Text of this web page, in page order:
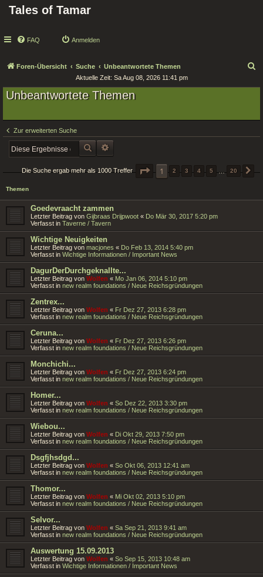
Tales of Tamar
FAQ Anmelden
Foren-Übersicht Suche Unbeantwortete Themen
e
Aktuelle Zeit: Sa Aug 08, 2026 11:41 pm
Unbeantwortete Themen
Zur erweiterten Suche
SUCHE
Die Suche ergab mehr als 1000 Treffer SEITE 1VON
1 2 3 4 5 … 20
Themen
Goedevraacht zammen
Letzter Beitrag von Gijbraas Drijpwoot « Do Mär 30, 2017 5:20 pm
Verfasst in Taverne / Tavern
Wichtige Neuigkeiten
Letzter Beitrag von macjones « Do Feb 13, 2014 5:40 pm
Verfasst in Wichtige Informationen / Important News
DagurDerDurchgeknallte...
Letzter Beitrag von Wolfen « Mo Jan 06, 2014 5:10 pm
Verfasst in new realm foundations / Neue Reichsgründungen
Zentrex...
Letzter Beitrag von Wolfen « Fr Dez 27, 2013 6:28 pm
Verfasst in new realm foundations / Neue Reichsgründungen
Ceruna...
Letzter Beitrag von Wolfen « Fr Dez 27, 2013 6:26 pm
Verfasst in new realm foundations / Neue Reichsgründungen
Monchichi...
Letzter Beitrag von Wolfen « Fr Dez 27, 2013 6:24 pm
Verfasst in new realm foundations / Neue Reichsgründungen
Homer...
Letzter Beitrag von Wolfen « So Dez 22, 2013 3:30 pm
Verfasst in new realm foundations / Neue Reichsgründungen
Wiebou...
Letzter Beitrag von Wolfen « Di Okt 29, 2013 7:50 pm
Verfasst in new realm foundations / Neue Reichsgründungen
Dsgfjhsdgd...
Letzter Beitrag von Wolfen « So Okt 06, 2013 12:41 am
Verfasst in new realm foundations / Neue Reichsgründungen
Thomor...
Letzter Beitrag von Wolfen « Mi Okt 02, 2013 5:10 pm
Verfasst in new realm foundations / Neue Reichsgründungen
Selvor...
Letzter Beitrag von Wolfen « Sa Sep 21, 2013 9:41 am
Verfasst in new realm foundations / Neue Reichsgründungen
Auswertung 15.09.2013
Letzter Beitrag von Wolfen « So Sep 15, 2013 10:48 am
Verfasst in Wichtige Informationen / Important News